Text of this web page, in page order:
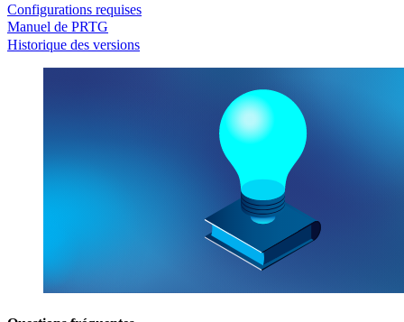
Configurations requises
Manuel de PRTG
Historique des versions